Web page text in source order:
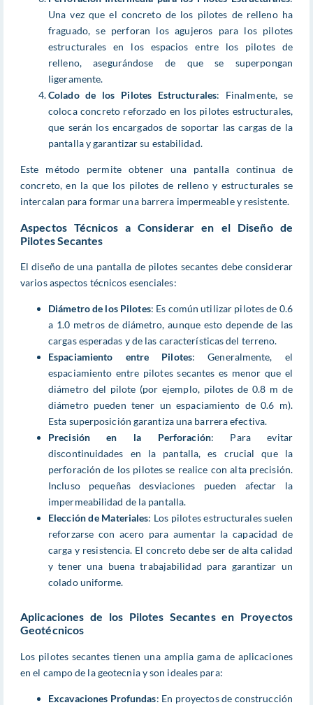
Una vez que el concreto de los pilotes de relleno ha
fraguado, se perforan los agujeros para los pilotes
estructurales en los espacios entre los pilotes de
relleno, asegurándose de que se superpongan
ligeramente.
Colado de los Pilotes Estructurales: Finalmente, se
coloca concreto reforzado en los pilotes estructurales,
que serán los encargados de soportar las cargas de la
pantalla y garantizar su estabilidad.
Este método permite obtener una pantalla continua de
concreto, en la que los pilotes de relleno y estructurales se
intercalan para formar una barrera impermeable y resistente.
Aspectos Técnicos a Considerar en el Diseño de
Pilotes Secantes
El diseño de una pantalla de pilotes secantes debe considerar
varios aspectos técnicos esenciales:
Diámetro de los Pilotes: Es común utilizar pilotes de 0.6
a 1.0 metros de diámetro, aunque esto depende de las
cargas esperadas y de las características del terreno.
Espaciamiento entre Pilotes: Generalmente, el
espaciamiento entre pilotes secantes es menor que el
diámetro del pilote (por ejemplo, pilotes de 0.8 m de
diámetro pueden tener un espaciamiento de 0.6 m).
Esta superposición garantiza una barrera efectiva.
Precisión en la Perforación: Para evitar
discontinuidades en la pantalla, es crucial que la
perforación de los pilotes se realice con alta precisión.
Incluso pequeñas desviaciones pueden afectar la
impermeabilidad de la pantalla.
Elección de Materiales: Los pilotes estructurales suelen
reforzarse con acero para aumentar la capacidad de
carga y resistencia. El concreto debe ser de alta calidad
y tener una buena trabajabilidad para garantizar un
colado uniforme.
Aplicaciones de los Pilotes Secantes en Proyectos
Geotécnicos
Los pilotes secantes tienen una amplia gama de aplicaciones
en el campo de la geotecnia y son ideales para:
Excavaciones Profundas: En proyectos de construcción